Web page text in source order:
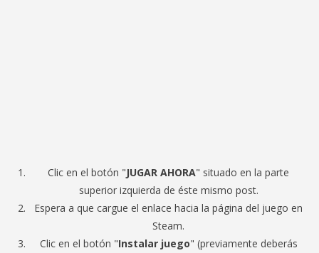
Clic en el botón "JUGAR AHORA" situado en la parte
superior izquierda de éste mismo post.
Espera a que cargue el enlace hacia la página del juego en
Steam.
Clic en el botón "Instalar juego" (previamente deberás